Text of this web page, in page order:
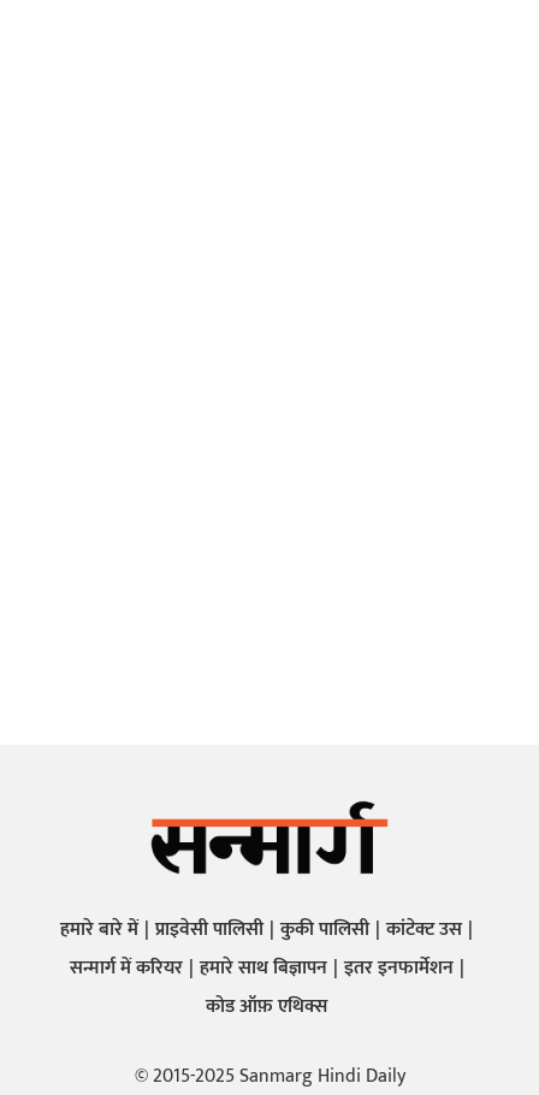
हमारे बारे में प्राइवेसी पालिसी कुकी पालिसी कांटेक्ट उस
सन्मार्ग में करियर हमारे साथ बिज्ञापन इतर इनफार्मेशन
कोड ऑफ़ एथिक्स
© 2015-2025 Sanmarg Hindi Daily